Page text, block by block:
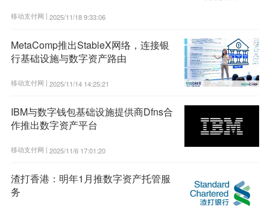
移动支付网 | 2025/11/18 9:33:06
MetaComp推出StableX网络，连接银
行基础设施与数字资产路由
移动支付网 | 2025/11/14 14:25:21
IBM与数字钱包基础设施提供商Dfns合
作推出数字资产平台
移动支付网 | 2025/11/6 17:01:20
渣打香港：明年1月推数字资产托管服
务